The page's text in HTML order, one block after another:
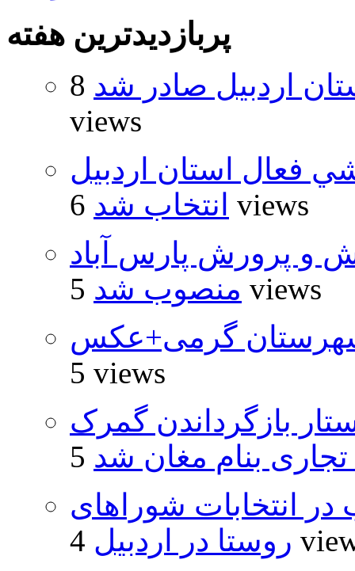
پربازدیدترین هفته
اردبیل صادر شد 8
views
فعال استان اردبيل
انتخاب شد 6 views
و پرورش پارس آباد
منصوب شد 5 views
گرمی+عکس
5 views
بازگرداندن گمرک
تجاری بنام مغان شد
۵۰۰۰ داوطلب در انتخابات شوراهای
روستا در اردبیل 4